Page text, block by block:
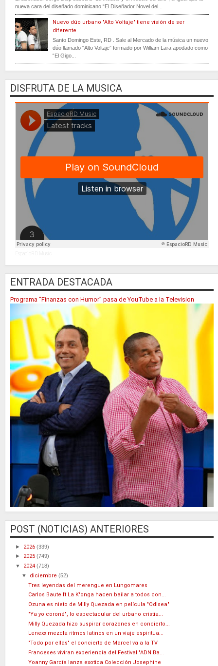
nueva cara del diseñado dominicano “El Diseñador Novel del...
Nuevo dúo urbano "Alto Voltaje" tiene visión de ser
diferente
Santo Domingo Este, RD . Sale al Mercado de la música un nuevo
dúo llamado “Alto Voltaje” formado por William Lara apodado como
“El Gigo...
DISFRUTA DE LA MUSICA
ENTRADA DESTACADA
Programa “Finanzas con Humor” pasa de YouTube a la Television
POST (NOTICIAS) ANTERIORES
► 2026 (339)
► 2025 (749)
▼ 2024 (718)
▼ diciembre(52)
Tres leyendas del merengue en Lungomares
Carlos Baute ft La K'onga hacen bailar a todos con...
Ozuna es nieto de Milly Quezada en película "Odisea"
"Ya yo coroné", lo espectacular del urbano cristia...
Milly Quezada hizo suspirar corazones en concierto...
Lenexx mezcla ritmos latinos en un viaje espiritua...
"Todo por ellas" el concierto de Marcel va a la TV
Franceses viviran experiencia del Festival "ADN Ba...
Yoanny García lanza exotica Colección Josephine